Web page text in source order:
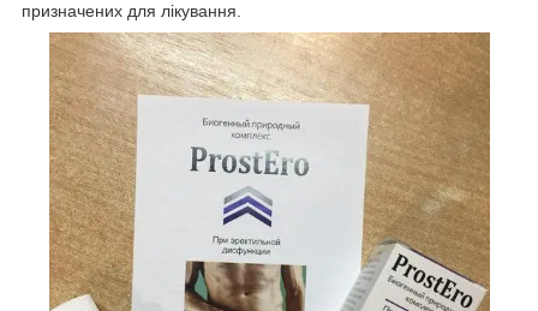
призначених для лікування.